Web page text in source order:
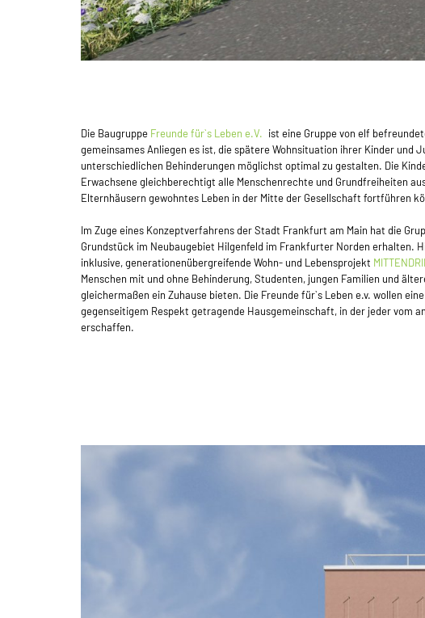
Die Baugruppe Freunde für`s Leben e.V. ist eine Gruppe von elf
gemeinsames Anliegen es ist, die spätere Wohnsituation ihrer Kinder und
unterschiedlichen Behinderungen möglichst optimal zu gestalten. Die
Erwachsene gleichberechtigt alle Menschenrechte und Grundfreiheiten
Elternhäusern gewohntes Leben in der Mitte der Gesellschaft fortführen
Im Zuge eines Konzeptverfahrens der Stadt Frankfurt am Main hat die
Grundstück im Neubaugebiet Hilgenfeld im Frankfurter Norden erhalten.
inklusive, generationenübergreifende Wohn- und Lebensprojekt
Menschen mit und ohne Behinderung, Studenten, jungen Familien und
gleichermaßen ein Zuhause bieten. Die Freunde für`s Leben e.v. wollen
gegenseitigem Respekt getragende Hausgemeinschaft, in der jeder vom
erschaffen.